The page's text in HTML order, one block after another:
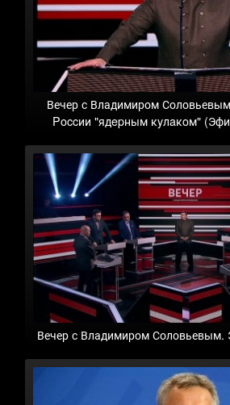
Вечер с Владимиром
Poccии "ядepным кyлaкoм"
Вечер с Владимиром Соловьевым.